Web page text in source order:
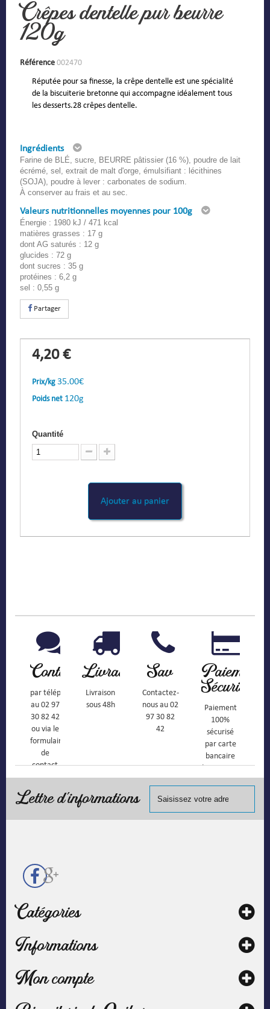
Crêpes dentelle pur beurre
120g
Référence 002470
Réputée pour sa finesse, la crêpe dentelle est une spécialité
de la biscuiterie bretonne qui accompagne idéalement tous
les desserts.28 crêpes dentelle.
Ingrédients
Farine de BLÉ, sucre, BEURRE pâtissier (16 %), poudre de lait
écrémé, sel, extrait de malt d'orge, émulsifiant : lécithines
(SOJA), poudre à lever : carbonates de sodium.
À conserver au frais et au sec.
Valeurs nutritionnelles moyennes pour 100g
Énergie : 1980 kJ / 471 kcal
matières grasses : 17 g
dont AG saturés : 12 g
glucides : 72 g
dont sucres : 35 g
protéines : 6,2 g
sel : 0,55 g
Partager
4,20 €
Prix/kg 35.00€
Poids net 120g
Quantité
Ajouter au panier
Contact
par téléphone
au 02 97
30 82 42
ou via le
formulaire
de
contact
Livraison
Livraison
sous 48h
Sav
Contactez-
nous au 02
97 30 82
42
Paiement
Sécurisé
Paiement
100%
sécurisé
par carte
bancaire
(Mastercard,
Visa, ...) et
Lettre d'informations
Catégories
Informations
Mon compte